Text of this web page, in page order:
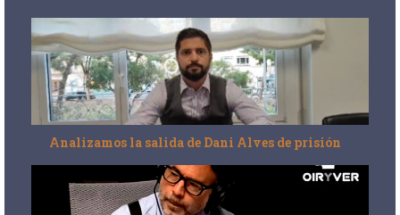
Analizamos la salida de Dani Alves de prisión